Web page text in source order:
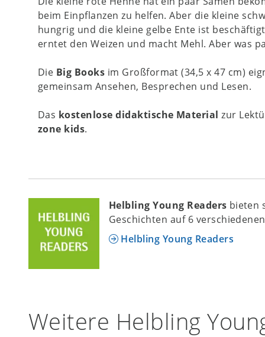
beim Einpflanzen zu helfen. Aber die kleine
hungrig und die kleine gelbe Ente ist
erntet den Weizen und macht Mehl. Aber was
Die Big Books im Großformat (34,5 x 47 cm)
gemeinsam Ansehen, Besprechen und Lesen.
Das kostenlose didaktische Material zur
zone kids.
Helbling Young Readers bieten
Geschichten auf 6
Helbling Young Readers
Weitere Helbling